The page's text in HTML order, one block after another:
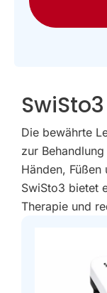
SwiSto3
Die bewährte
zur
Händen,
SwiSto3 bietet
Therapie und